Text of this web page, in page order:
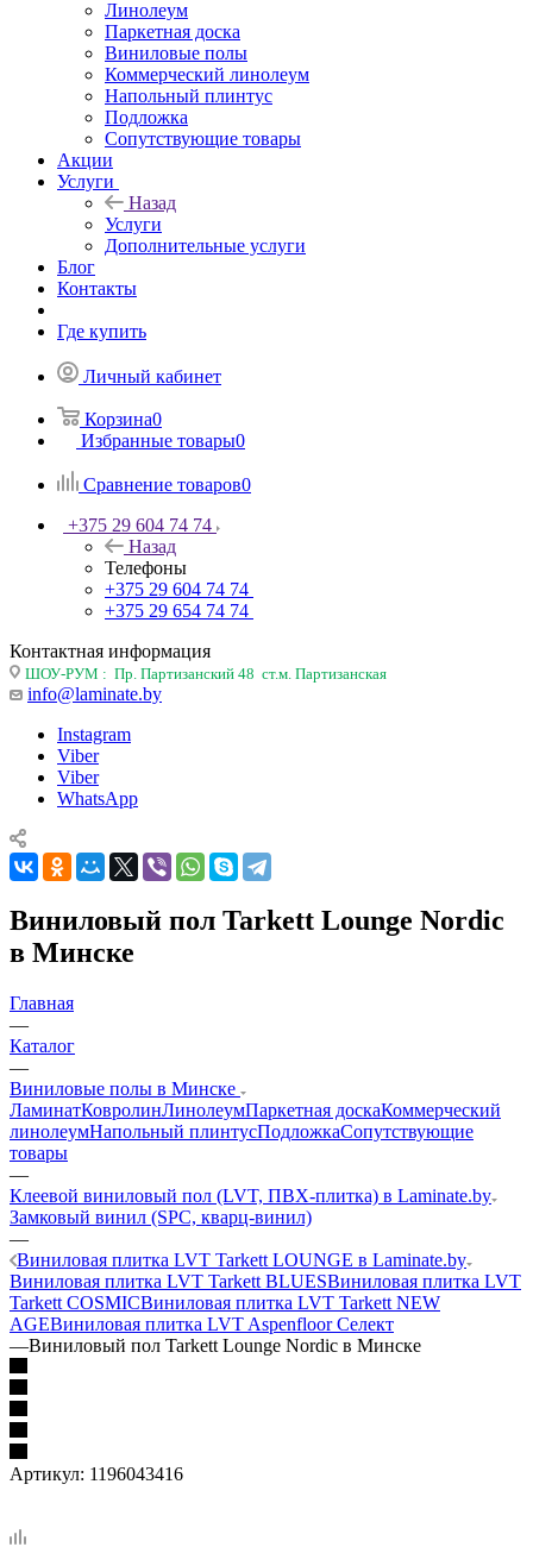
Линолеум
Паркетная доска
Виниловые полы
Коммерческий линолеум
Напольный плинтус
Подложка
Сопутствующие товары
Акции
Услуги
Назад
Услуги
Дополнительные услуги
Блог
Контакты
Где купить
Личный кабинет
Корзина0
Избранные товары0
Сравнение товаров0
+375 29 604 74 74
Назад
Телефоны
+375 29 604 74 74
+375 29 654 74 74
Контактная информация
ШОУ-РУМ : Пр. Партизанский 48 ст.м. Партизанская
info@laminate.by
Instagram
Viber
Viber
WhatsApp
Виниловый пол Tarkett Lounge Nordic
в Минске
Главная
—
Каталог
—
Виниловые полы в Минске
ЛаминатКовролинЛинолеумПаркетная доскаКоммерческий
линолеумНапольный плинтусПодложкаСопутствующие
товары
—
Клеевой виниловый пол (LVT, ПВХ-плитка) в Laminate.by
Замковый винил (SPC, кварц-винил)
—
Виниловая плитка LVT Tarkett LOUNGE в Laminate.by
Виниловая плитка LVT Tarkett BLUESВиниловая плитка LVT
Tarkett COSMICВиниловая плитка LVT Tarkett NEW
AGEВиниловая плитка LVT Aspenfloor Селект
—Виниловый пол Tarkett Lounge Nordic в Минске
Артикул: 1196043416